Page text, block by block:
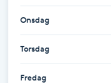
FöningOnsdag
Torsdag
Fredag